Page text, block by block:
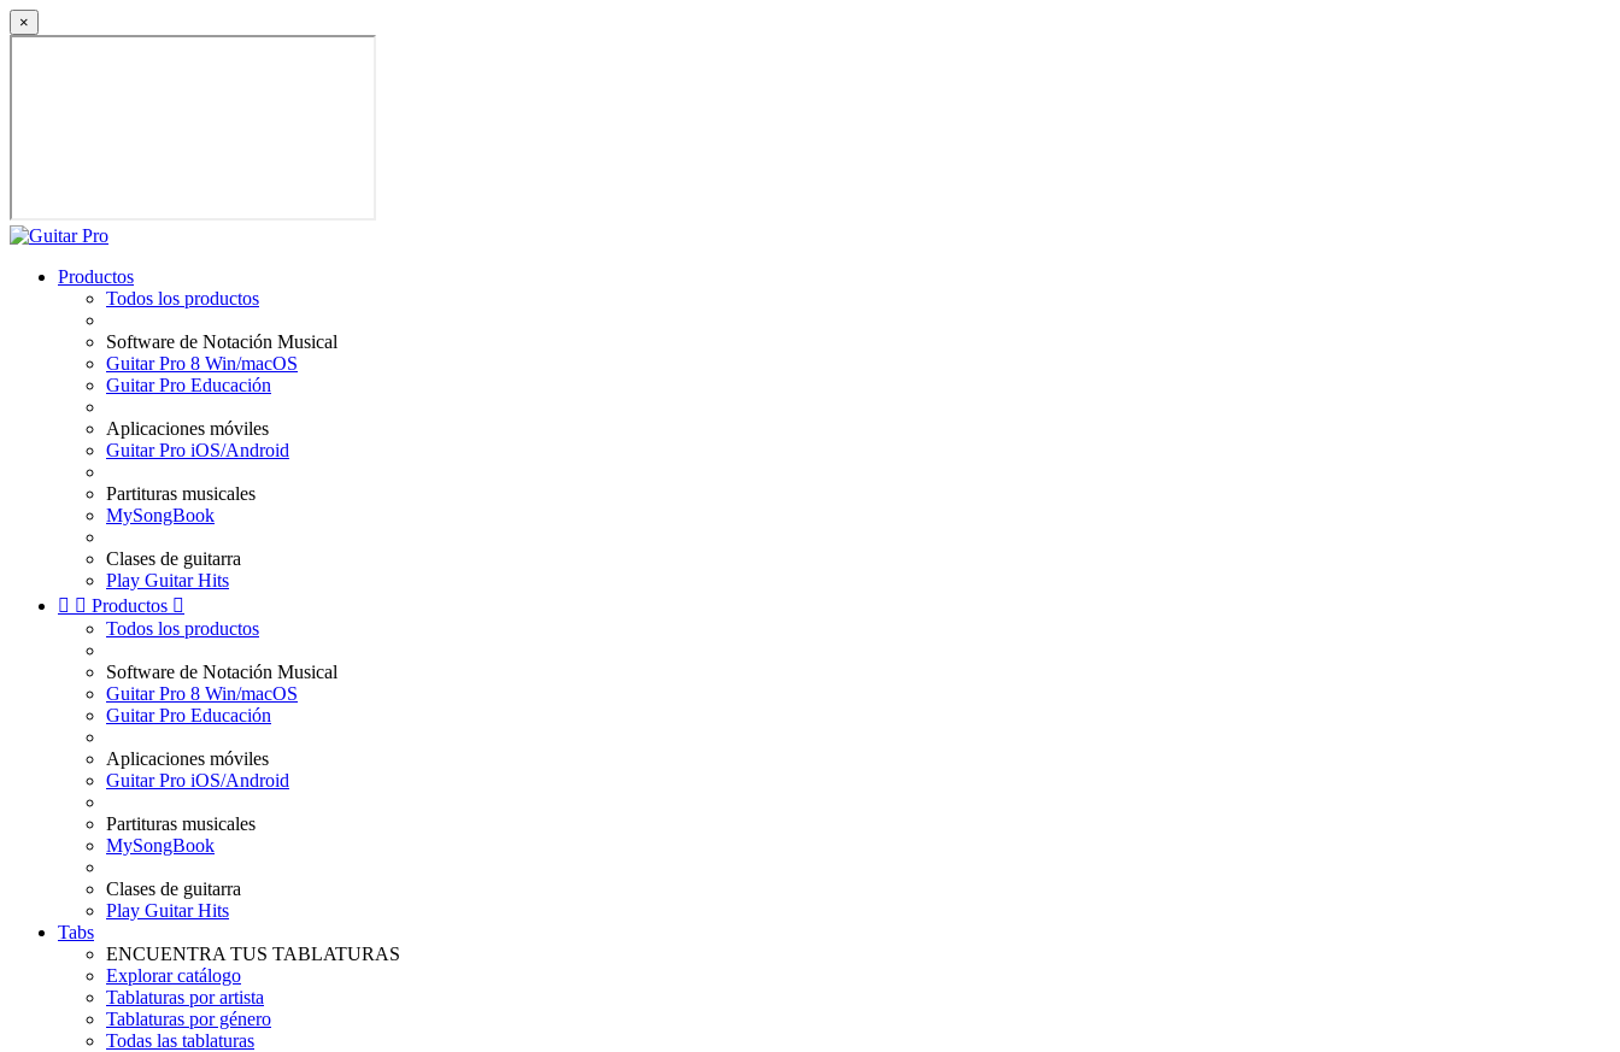
×
Productos
Todos los productos
Software de Notación Musical
Guitar Pro 8 Win/macOS
Guitar Pro Educación
Aplicaciones móviles
Guitar Pro iOS/Android
Partituras musicales
MySongBook
Clases de guitarra
Play Guitar Hits
  Productos 
Todos los productos
Software de Notación Musical
Guitar Pro 8 Win/macOS
Guitar Pro Educación
Aplicaciones móviles
Guitar Pro iOS/Android
Partituras musicales
MySongBook
Clases de guitarra
Play Guitar Hits
Tabs
ENCUENTRA TUS TABLATURAS
Explorar catálogo
Tablaturas por artista
Tablaturas por género
Todas las tablaturas